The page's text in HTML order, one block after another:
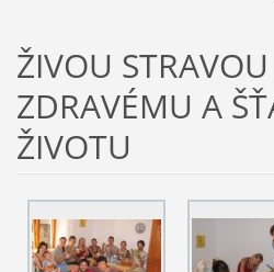
ŽIVOU
ZDRAVÉMU A
ŽIVOTU